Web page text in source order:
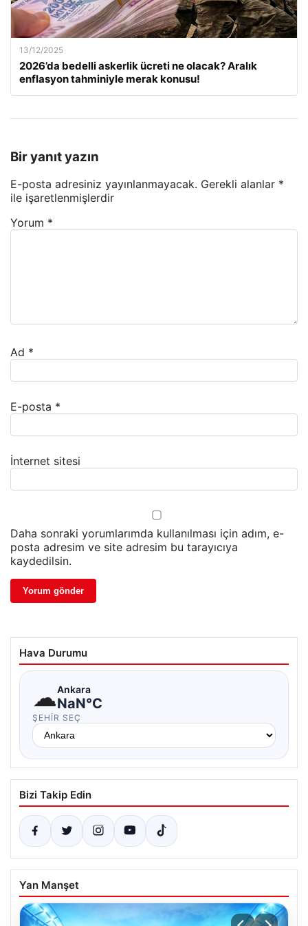
13/12/2025
2026’da bedelli askerlik ücreti ne olacak? Aralık
enflasyon tahminiyle merak konusu!
Bir yanıt yazın
E-posta adresiniz yayınlanmayacak. Gerekli alanlar *
ile işaretlenmişlerdir
Yorum *
Ad *
E-posta *
İnternet sitesi
Daha sonraki yorumlarımda kullanılması için adım, e-
posta adresim ve site adresim bu tarayıcıya
kaydedilsin.
Hava Durumu
☁Ankara
NaN°C
ŞEHIR SEÇ
Bizi Takip Edin
Yan Manşet